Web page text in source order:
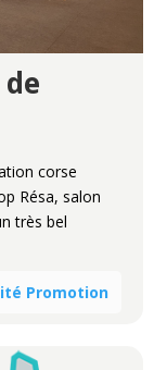
corse
Résa, salon
très bel
Promotion